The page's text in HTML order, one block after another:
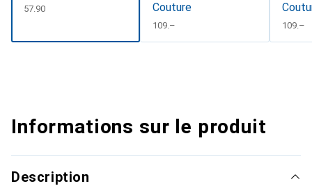
CHF
57.90
Couture
CHF
109.– CHF
109.–
Informations sur le produit
Description